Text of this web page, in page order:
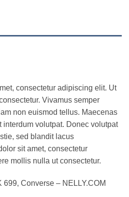
consectetur adipiscing elit. Ut
Vivamus semper
non euismod tellus. Maecenas
interdum volutpat. Donec volutpat
sed blandit lacus
sit amet, consectetur
mollis nulla ut consectetur.
Converse – NELLY.COM